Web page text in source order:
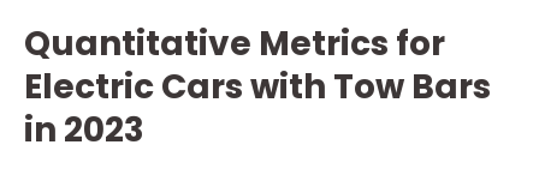
Quantitative Metrics for
Electric Cars with Tow Bars
in 2023